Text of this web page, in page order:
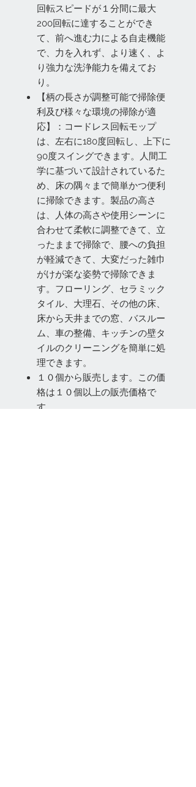
回転スピードが１分間に最大
200回転に達することができ
て、前へ進む力による自走機能
で、力を入れず、より速く、よ
り強力な洗浄能力を備えてお
り。
【柄の長さが調整可能で掃除便
利及び様々な環境の掃除が適
応】：コードレス回転モップ
は、左右に180度回転し、上下に
90度スイングできます。人間工
学に基づいて設計されているた
め、床の隅々まで簡単かつ便利
に掃除できます。製品の高さ
は、人体の高さや使用シーンに
合わせて柔軟に調整できて、立
ったままで掃除で、腰への負担
が軽減できて、大変だった雑巾
がけが楽な姿勢で掃除できま
す。フローリング、セラミック
タイル、大理石、その他の床、
床から天井までの窓、バスルー
ム、車の整備、キッチンの壁タ
イルのクリーニングを簡単に処
理できます。
１０個から販売します。この価
格は１０個以上の販売価格で
す。